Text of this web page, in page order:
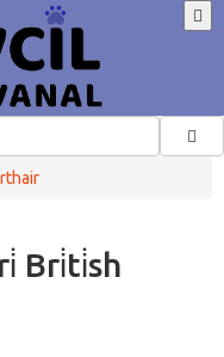
Bri̇ti̇sh